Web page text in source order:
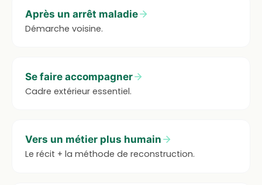
Après un arrêt maladie
Démarche voisine.
Se faire accompagner
Cadre extérieur essentiel.
Vers un métier plus humain
Le récit + la méthode de reconstruction.